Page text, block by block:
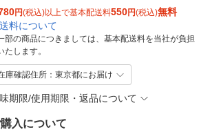
円(税込)以上で基本配送料550円(税込)無料
料について
部の商品につきましては、基本配送料を当社が負担
たします。
庫確認住所：東京都にお届け
期限/使用期限・返品について
入について